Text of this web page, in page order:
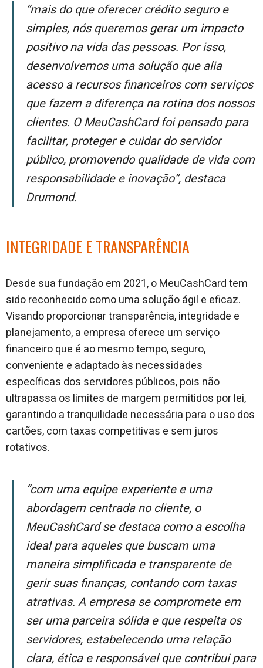
“Mais do que oferecer crédito seguro e
simples, nós queremos gerar um impacto
positivo na vida das pessoas. Por isso,
desenvolvemos uma solução que alia
acesso a recursos financeiros com serviços
que fazem a diferença na rotina dos nossos
clientes. O MeuCashCard foi pensado para
facilitar, proteger e cuidar do servidor
público, promovendo qualidade de vida com
responsabilidade e inovação”, destaca
Drumond.
INTEGRIDADE E TRANSPARÊNCIA
Desde sua fundação em 2021, o MeuCashCard tem
sido reconhecido como uma solução ágil e eficaz.
Visando proporcionar transparência, integridade e
planejamento, a empresa oferece um serviço
financeiro que é ao mesmo tempo, seguro,
conveniente e adaptado às necessidades
específicas dos servidores públicos, pois não
ultrapassa os limites de margem permitidos por lei,
garantindo a tranquilidade necessária para o uso dos
cartões, com taxas competitivas e sem juros
rotativos.
“Com uma equipe experiente e uma
abordagem centrada no cliente, o
MeuCashCard se destaca como a escolha
ideal para aqueles que buscam uma
maneira simplificada e transparente de
gerir suas finanças, contando com taxas
atrativas. A empresa se compromete em
ser uma parceira sólida e que respeita os
servidores, estabelecendo uma relação
clara, ética e responsável que contribui para